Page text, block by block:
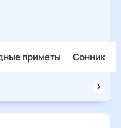
приметы Сонник